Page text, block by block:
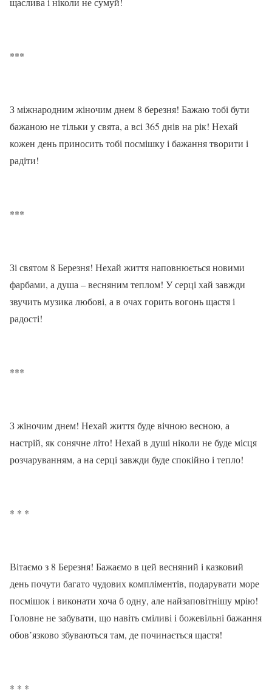
***
З міжнародним жіночим днем ​​8 березня! Бажаю тобі бути
бажаною не тільки у свята, а всі 365 днів на рік! Нехай
кожен день приносить тобі посмішку і бажання творити і
радіти!
***
Зі святом 8 Березня! Нехай життя наповнюється новими
фарбами, а душа – весняним теплом! У серці хай завжди
звучить музика любові, а в очах горить вогонь щастя і
радості!
***
З жіночим днем! Нехай життя буде вічною весною, а
настрій, як сонячне літо! Нехай в душі ніколи не буде місця
розчаруванням, а на серці завжди буде спокійно і тепло!
* * *
Вітаємо з 8 Березня! Бажаємо в цей весняний і казковий
день почути багато чудових компліментів, подарувати море
посмішок і виконати хоча б одну, але найзаповітнішу мрію!
Головне не забувати, що навіть сміливі і божевільні бажання
обов’язково збуваються там, де починається щастя!
* * *